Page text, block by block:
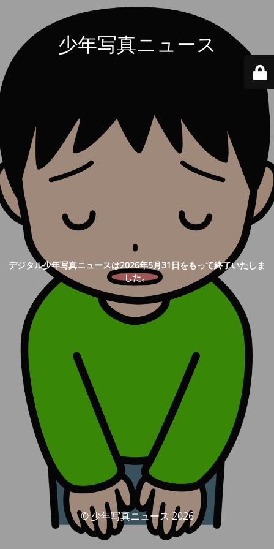
少年写真ニュース
デジタル少年写真ニュースは2026年5月31日をもって終了いたしま
した。
© 少年写真ニュース 2026